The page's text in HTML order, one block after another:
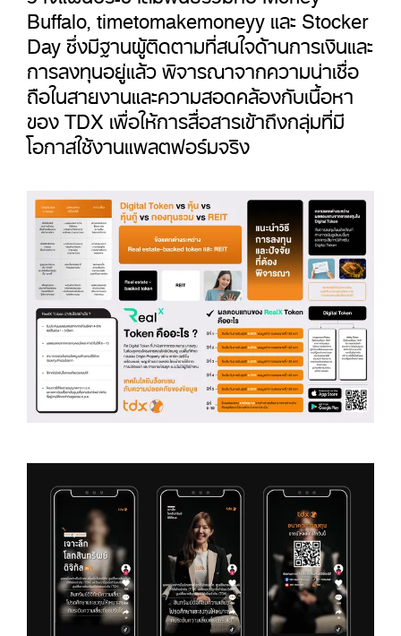
Buffalo, timetomakemoneyy และ Stocker
Day ซึ่งมีฐานผู้ติดตามที่สนใจด้านการเงินและ
การลงทุนอยู่แล้ว พิจารณาจากความน่าเชื่อ
ถือในสายงานและความสอดคล้องกับเนื้อหา
ของ TDX เพื่อให้การสื่อสารเข้าถึงกลุ่มที่มี
โอกาสใช้งานแพลตฟอร์มจริง